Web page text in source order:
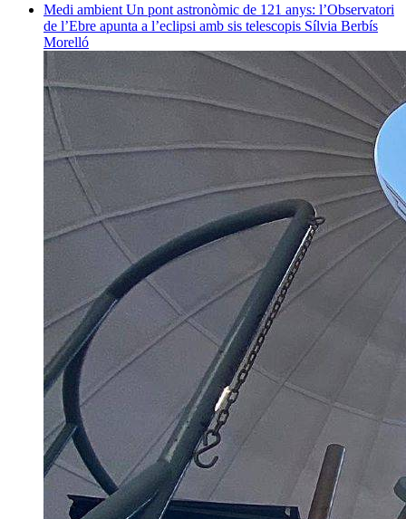
Medi ambient Un pont astronòmic de 121 anys: l’Observatori
de l’Ebre apunta a l’eclipsi amb sis telescopis Sílvia Berbís
Morelló